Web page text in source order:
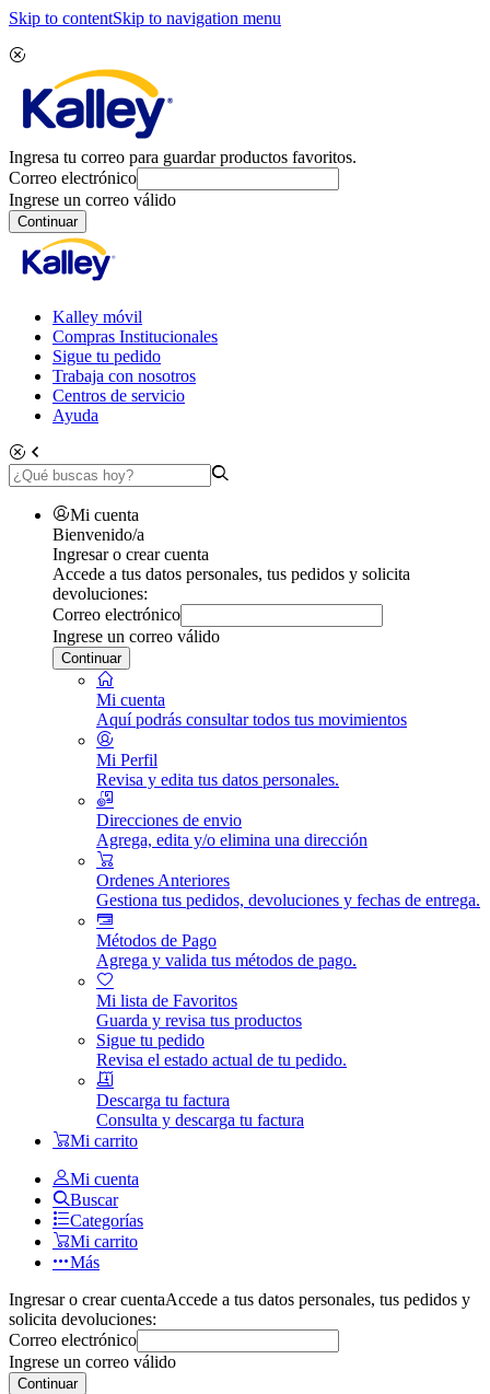
Skip to contentSkip to navigation menu
Ingresa tu correo para guardar productos favoritos.
Correo electrónico
Ingrese un correo válido
Continuar
Kalley móvil
Compras Institucionales
Sigue tu pedido
Trabaja con nosotros
Centros de servicio
Ayuda
Mi cuenta
Bienvenido/a
Ingresar o crear cuenta
Accede a tus datos personales, tus pedidos y solicita
devoluciones:
Correo electrónico
Ingrese un correo válido
Continuar
Mi cuenta
Aquí podrás consultar todos tus movimientos
Mi Perfil
Revisa y edita tus datos personales.
Direcciones de envio
Agrega, edita y/o elimina una dirección
Ordenes Anteriores
Gestiona tus pedidos, devoluciones y fechas de entrega.
Métodos de Pago
Agrega y valida tus métodos de pago.
Mi lista de Favoritos
Guarda y revisa tus productos
Sigue tu pedido
Revisa el estado actual de tu pedido.
Descarga tu factura
Consulta y descarga tu factura
Mi carrito
Mi cuenta
Buscar
Categorías
Mi carrito
Más
Ingresar o crear cuentaAccede a tus datos personales, tus pedidos y
solicita devoluciones:
Correo electrónico
Ingrese un correo válido
Continuar